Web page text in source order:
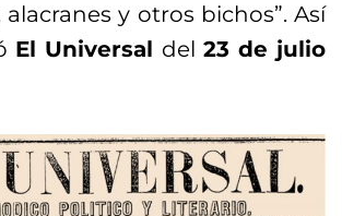
alacranes y otros bichos”. Así
El Universal del 23 de julio